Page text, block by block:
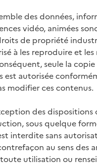
des données,
vidéo, animées
de propriété
à les reproduire et les
seule la
est autorisée
modifier ces contenus.
des
sous quelque
interdite sans
au sens des
utilisation ou